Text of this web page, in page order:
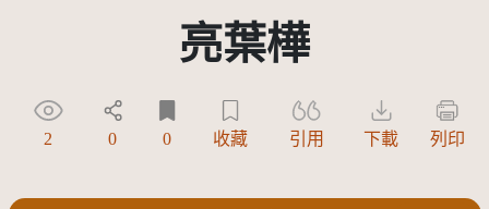
亮葉樺
2 0 0 收藏 引用 下載 列印